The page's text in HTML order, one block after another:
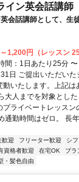
イン英会話講師
会話講師として、生
1,200円（レッスン 25
間：1日あたり25分
日 ご提出いただい
動いたします。上記は
大人までを対象とし
ライベートレッスン
通勤時間はゼロ。 長
歓迎 フリーター歓迎 シ
資格者歓迎 在宅OK ブラ
・髪色自由